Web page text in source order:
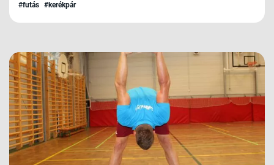
#futás #kerékpár